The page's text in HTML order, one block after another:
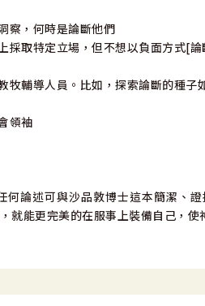
察，何時是論斷他們
採取特定立場，但不想以負面方式[
牧輔導人員。比如，探索論斷的種子
領袖
論述可與沙品敦博士這本簡潔、
就能更完美的在服事上裝備自己，使